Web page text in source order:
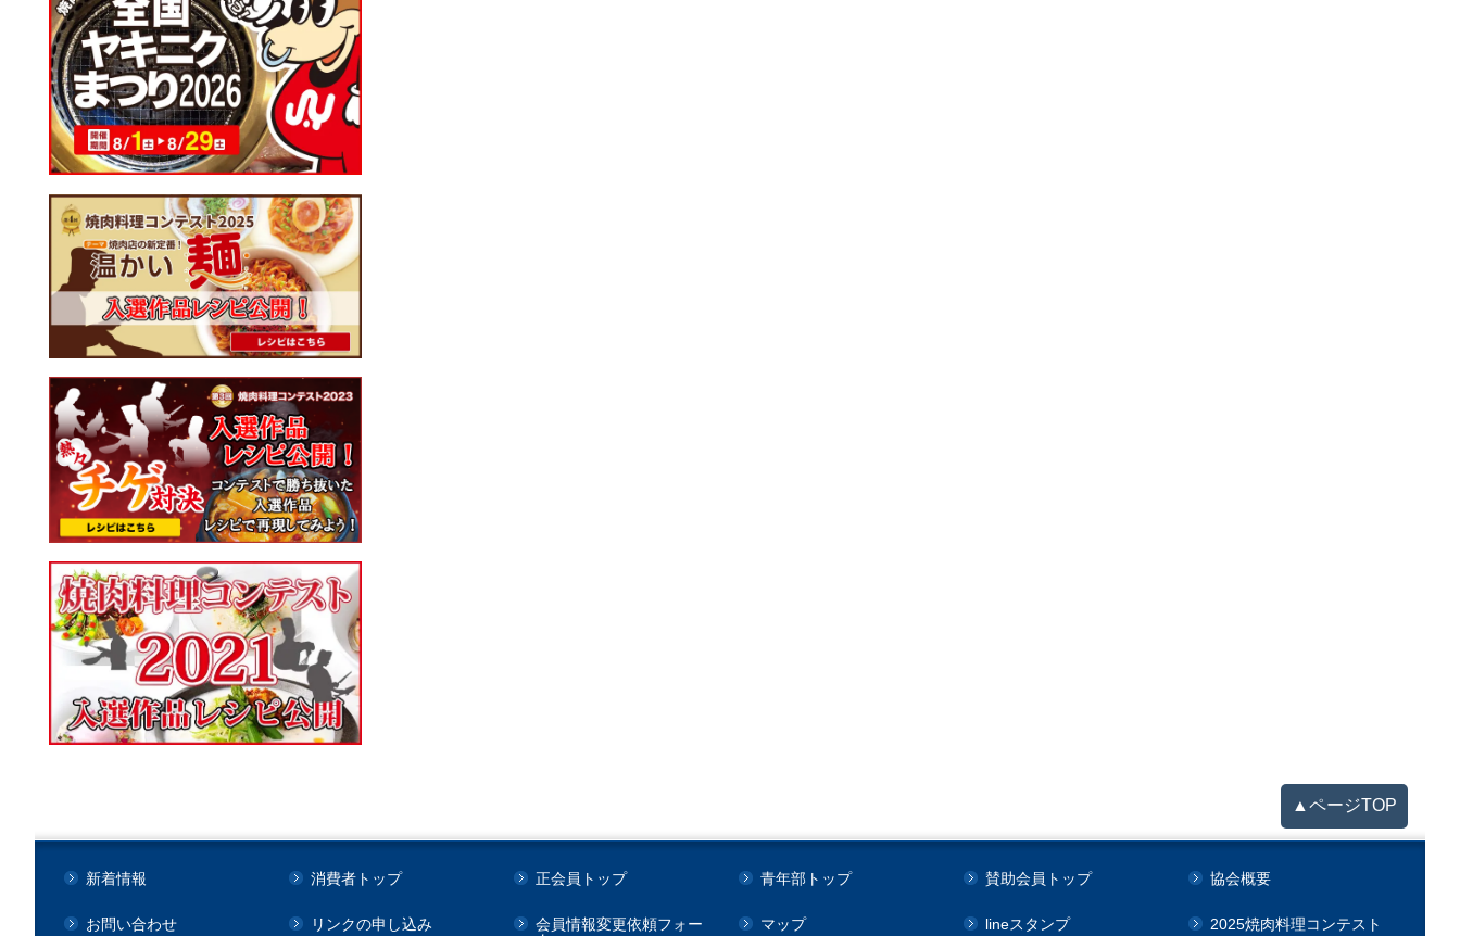
▲ページTOP
新着情報 消費者トップ 正会員トップ 青年部トップ 賛助会員トップ 協会概要
お問い合わせ リンクの申し込み
会員情報変更依頼フォー
マップ lineスタンプ 2025焼肉料理コンテスト